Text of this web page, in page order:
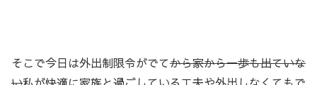
そこで今日は外出制限令がでてから家から一歩も出ていな